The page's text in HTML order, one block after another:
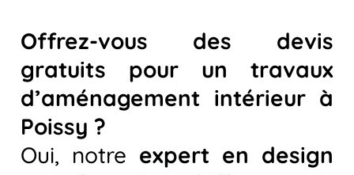
Offrez-vous des devis
gratuits pour un travaux
d’aménagement intérieur à
Poissy ?
Oui, notre expert en design